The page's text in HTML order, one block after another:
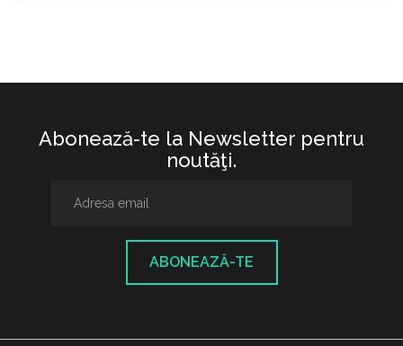
Abonează-te la Newsletter pentru
noutăţi.
ABONEAZĂ-TE